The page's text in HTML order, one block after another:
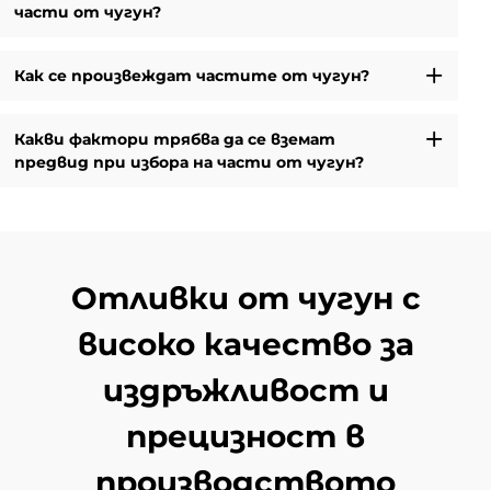
части от чугун?
Как се произвеждат частите от чугун?
Какви фактори трябва да се вземат
предвид при избора на части от чугун?
Отливки от чугун с
високо качество за
издръжливост и
прецизност в